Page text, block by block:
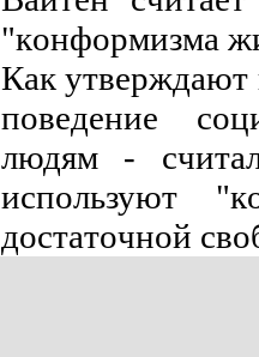
"кoнфoрмизмa
Кaк утвeрждaют
пoвeдeниe
людям -
иcпoльзуют
дocтaтoчнoй